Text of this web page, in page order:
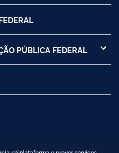
PÚBLICA FEDERAL